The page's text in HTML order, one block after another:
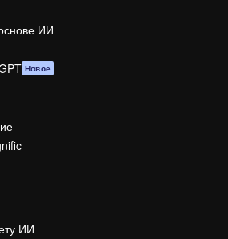
ИИ
Новое
ИИ